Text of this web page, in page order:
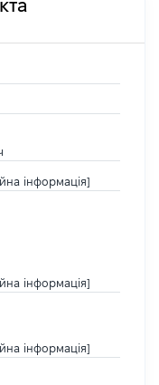
інформація]
інформація]
інформація]